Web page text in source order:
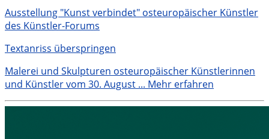
Ausstellung "Kunst verbindet" osteuropäischer Künstler
des Künstler-Forums
Textanriss überspringen
Malerei und Skulpturen osteuropäischer Künstlerinnen
und Künstler vom 30. August ... Mehr erfahren